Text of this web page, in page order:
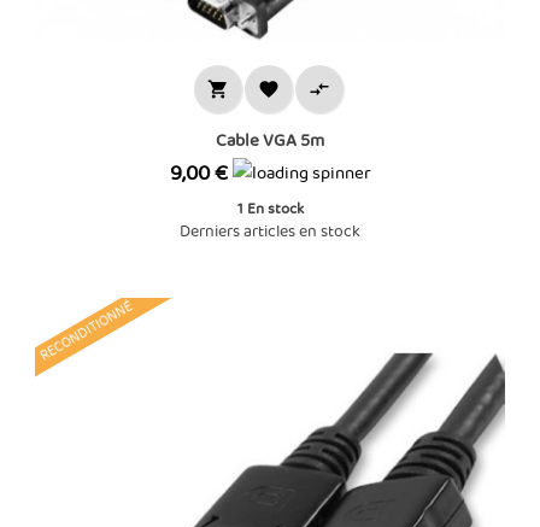
  
Cable VGA 5m
Prix
9,00 €
1 En stock
Derniers articles en stock
RECONDITIONNÉ